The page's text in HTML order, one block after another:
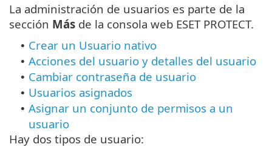
La administración de usuarios es parte de la
sección Más de la consola web ESET PROTECT.
• Crear un Usuario nativo
• Acciones del usuario y detalles del usuario
• Cambiar contraseña de usuario
• Usuarios asignados
• Asignar un conjunto de permisos a un
usuario
Hay dos tipos de usuario: